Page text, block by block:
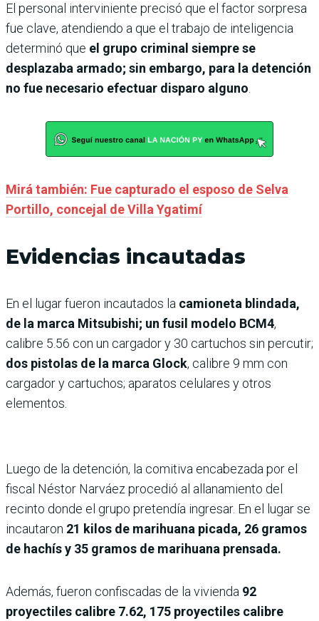
El personal interviniente precisó que el factor sorpresa
fue clave, atendiendo a que el trabajo de inteligencia
determinó que el grupo criminal siempre se
desplazaba armado; sin embargo, para la detención
no fue necesario efectuar disparo alguno
Mirá también: Fue capturado el esposo de Selva
Portillo, concejal de Villa Ygatimí
Evidencias incautadas
En el lugar fueron incautados la camioneta blindada,
de la marca Mitsubishi; un fusil modelo BCM4,
calibre 5.56 con un cargador y 30 cartuchos sin percutir;
dos pistolas de la marca Glock, calibre 9 mm con
cargador y cartuchos; aparatos celulares y otros
elementos.
Luego de la detención, la comitiva encabezada por el
fiscal Néstor Narváez procedió al allanamiento del
recinto donde el grupo pretendía ingresar. En el lugar se
incautaron 21 kilos de marihuana picada, 26 gramos
de hachís y 35 gramos de marihuana prensada.
Además, fueron confiscadas de la vivienda 92
proyectiles calibre 7.62, 175 proyectiles calibre